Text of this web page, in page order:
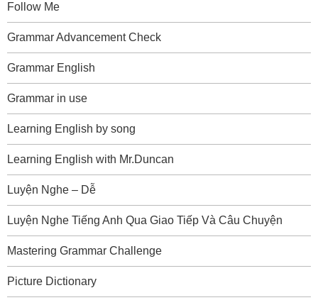
Follow Me
Grammar Advancement Check
Grammar English
Grammar in use
Learning English by song
Learning English with Mr.Duncan
Luyện Nghe – Dễ
Luyện Nghe Tiếng Anh Qua Giao Tiếp Và Câu Chuyện
Mastering Grammar Challenge
Picture Dictionary